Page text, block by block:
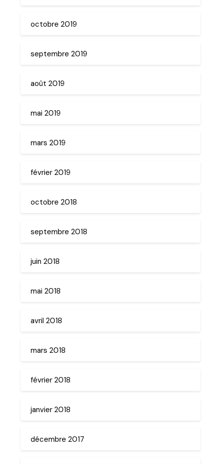
octobre 2019
septembre 2019
août 2019
mai 2019
mars 2019
février 2019
octobre 2018
septembre 2018
juin 2018
mai 2018
avril 2018
mars 2018
février 2018
janvier 2018
décembre 2017